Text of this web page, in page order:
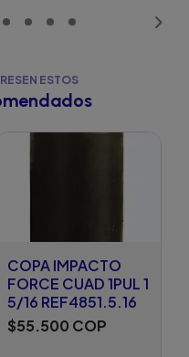
ESTOS
COPA IMPACTO
FORCE CUAD 1PUL 1
5/16 REF4851.5.16
$55.500 COP